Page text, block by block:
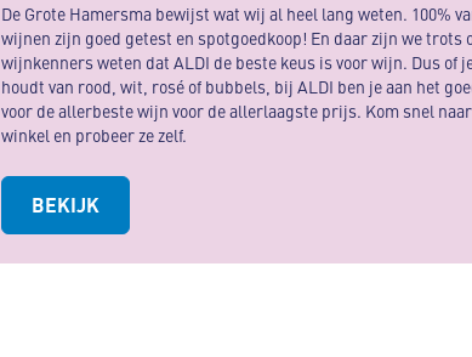
De Grote Hamersma bewijst wat wij al heel lang weten. 100%
wijnen zijn goed getest en spotgoedkoop! En daar zijn we trots
wijnkenners weten dat ALDI de beste keus is voor wijn. Dus of
houdt van rood, wit, rosé of bubbels, bij ALDI ben je aan het
voor de allerbeste wijn voor de allerlaagste prijs. Kom snel
winkel en probeer ze zelf.
BEKIJK